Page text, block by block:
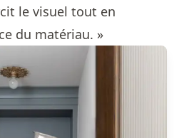
le visuel tout en
du matériau. »